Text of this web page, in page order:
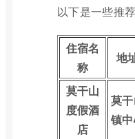
以下是一些推荐
住宿名
称
地
莫干山
度假酒
店
莫
镇